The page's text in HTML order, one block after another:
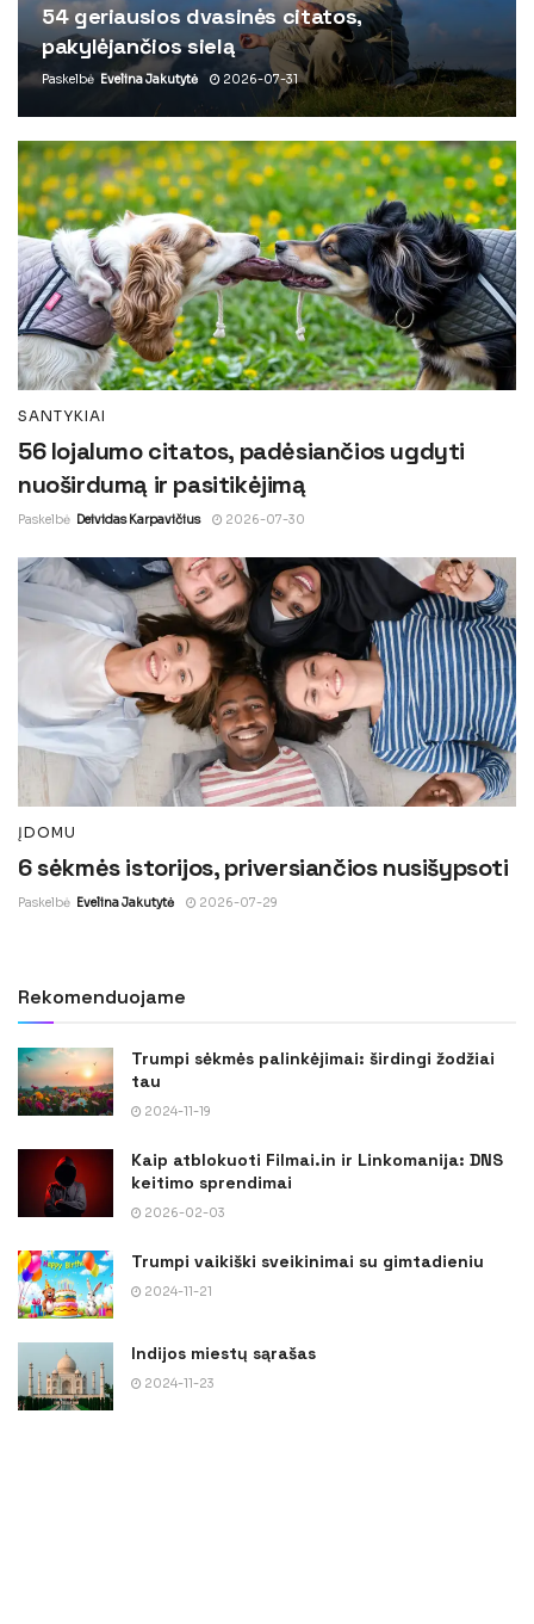
54 geriausios dvasinės citatos,
pakylėjančios sielą
Paskelbė Evelina Jakutytė 2026-07-31
SANTYKIAI
56 lojalumo citatos, padėsiančios ugdyti
nuoširdumą ir pasitikėjimą
Paskelbė Deividas Karpavičius 2026-07-30
ĮDOMU
6 sėkmės istorijos, priversiančios nusišypsoti
Paskelbė Evelina Jakutytė 2026-07-29
Rekomenduojame
Trumpi sėkmės palinkėjimai: širdingi žodžiai
tau
2024-11-19
Kaip atblokuoti Filmai.in ir Linkomanija: DNS
keitimo sprendimai
2026-02-03
Trumpi vaikiški sveikinimai su gimtadieniu
2024-11-21
Indijos miestų sąrašas
2024-11-23